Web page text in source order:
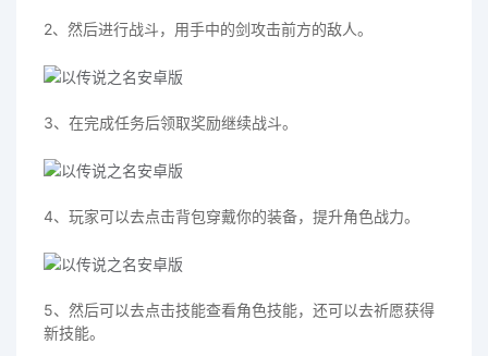
2、然后进行战斗，用手中的剑攻击前方的敌人。
3、在完成任务后领取奖励继续战斗。
4、玩家可以去点击背包穿戴你的装备，提升角色战力。
5、然后可以去点击技能查看角色技能，还可以去祈愿获得
新技能。